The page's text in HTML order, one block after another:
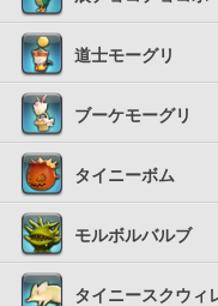
道士モーグリ
ブーケモーグリ
タイニーボム
モルボルバルブ
タイニースクウィ